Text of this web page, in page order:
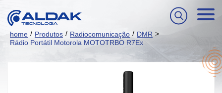
home / Produtos / Radiocomunicação / DMR >
Rádio Portátil Motorola MOTOTRBO R7Ex